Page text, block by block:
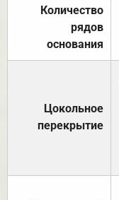
Количество
рядов
основания
Цокольное
перекрытие